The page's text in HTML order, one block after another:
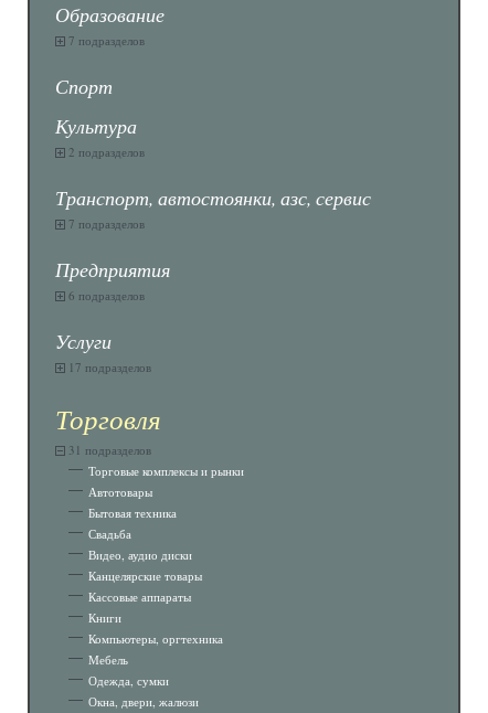
Образование
7 подразделов
Спорт
Культура
2 подразделов
Транспорт, автостоянки, азс, сервис
7 подразделов
Предприятия
6 подразделов
Услуги
17 подразделов
Торговля
31 подразделов
Торговые комплексы и рынки
Автотовары
Бытовая техника
Свадьба
Видео, аудио диски
Канцелярские товары
Кассовые аппараты
Книги
Компьютеры, оргтехника
Мебель
Одежда, сумки
Окна, двери, жалюзи